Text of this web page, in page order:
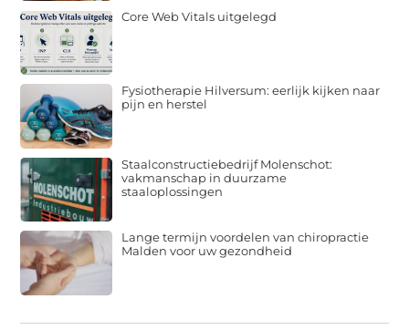
Core Web Vitals uitgelegd
Fysiotherapie Hilversum: eerlijk kijken naar
pijn en herstel
Staalconstructiebedrijf Molenschot:
vakmanschap in duurzame
staaloplossingen
Lange termijn voordelen van chiropractie
Malden voor uw gezondheid